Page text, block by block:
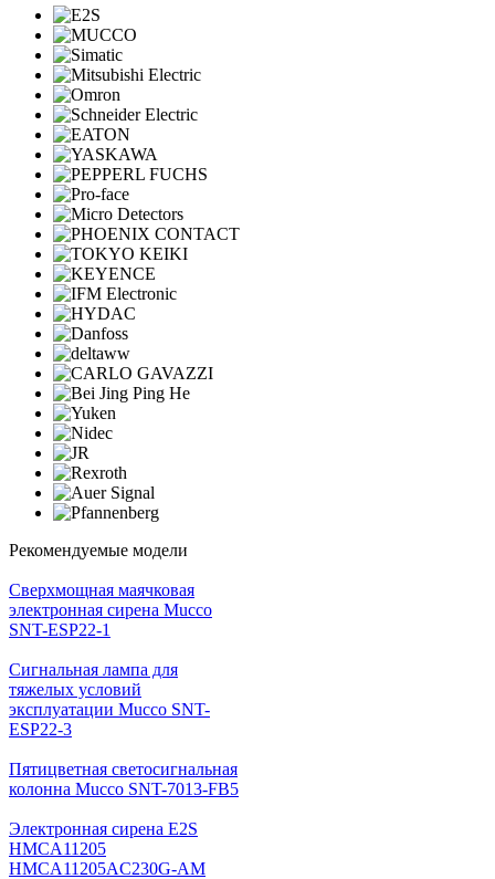
Рекомендуемые модели
Cверхмощная маячковая
электронная сирена Mucco
SNT-ESP22-1
Сигнальная лампа для
тяжелых условий
эксплуатации Mucco SNT-
ESP22-3
Пятицветная светосигнальная
колонна Mucco SNT-7013-FB5
Электронная сирена E2S
HMCA11205
HMCA11205AC230G-AM